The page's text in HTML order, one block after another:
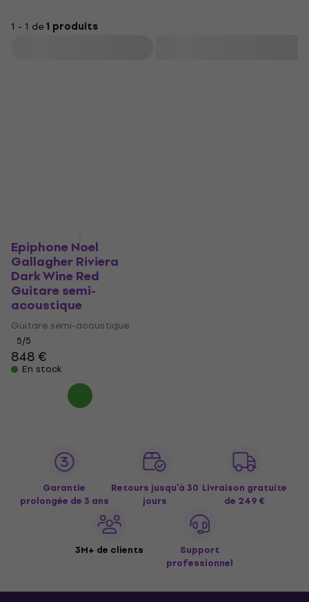
1 - 1 de1 produits
Epiphone Noel
Gallagher Riviera
Dark Wine Red
Guitare semi-
acoustique
Guitare semi-acoustique
5/5
848 €
En stock
Garantie
prolongée de 3 ans
Retours jusqu’à 30
jours
Livraison gratuite
de 249 €
3M+ de clients
Support
professionnel